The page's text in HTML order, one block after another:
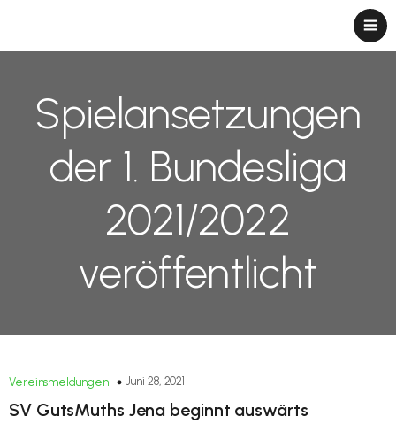
Spielansetzungen
der 1. Bundesliga
2021/2022
veröffentlicht
Vereinsmeldungen Juni 28, 2021
SV GutsMuths Jena beginnt auswärts